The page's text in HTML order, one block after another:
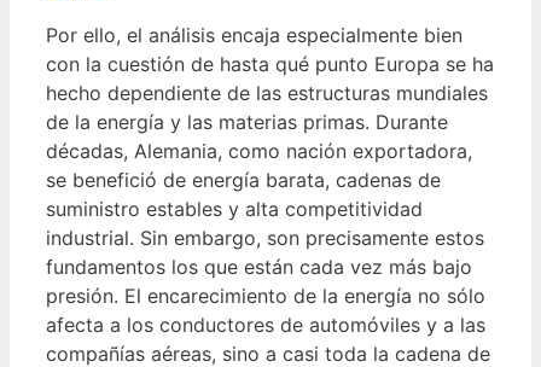
Por ello, el análisis encaja especialmente bien
con la cuestión de hasta qué punto Europa se ha
hecho dependiente de las estructuras mundiales
de la energía y las materias primas. Durante
décadas, Alemania, como nación exportadora,
se benefició de energía barata, cadenas de
suministro estables y alta competitividad
industrial. Sin embargo, son precisamente estos
fundamentos los que están cada vez más bajo
presión. El encarecimiento de la energía no sólo
afecta a los conductores de automóviles y a las
compañías aéreas, sino a casi toda la cadena de